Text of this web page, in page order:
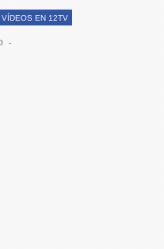
VÍDEOS EN 12TV
-